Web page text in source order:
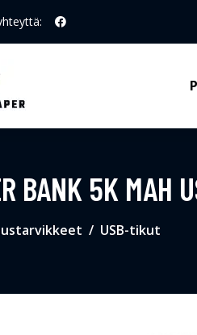
BANK 5K MAH
USB-tikut